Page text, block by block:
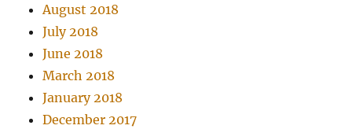
August 2018
July 2018
June 2018
March 2018
January 2018
December 2017